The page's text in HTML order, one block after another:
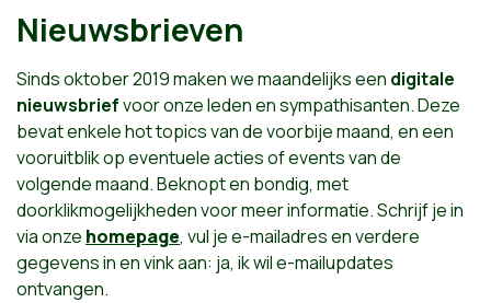
Nieuwsbrieven
Sinds oktober 2019 maken we maandelijks een digitale
nieuwsbriefvoor onze leden en sympathisanten. Deze
bevat enkele hot topics van de voorbije maand, en een
vooruitblik op eventuele acties of events van de
volgende maand. Beknopt en bondig, met
doorklikmogelijkheden voor meer informatie. Schrijf je in
via onze homepage, vul je e-mailadres en verdere
gegevens in en vink aan: ja, ik wil e-mailupdates
ontvangen.